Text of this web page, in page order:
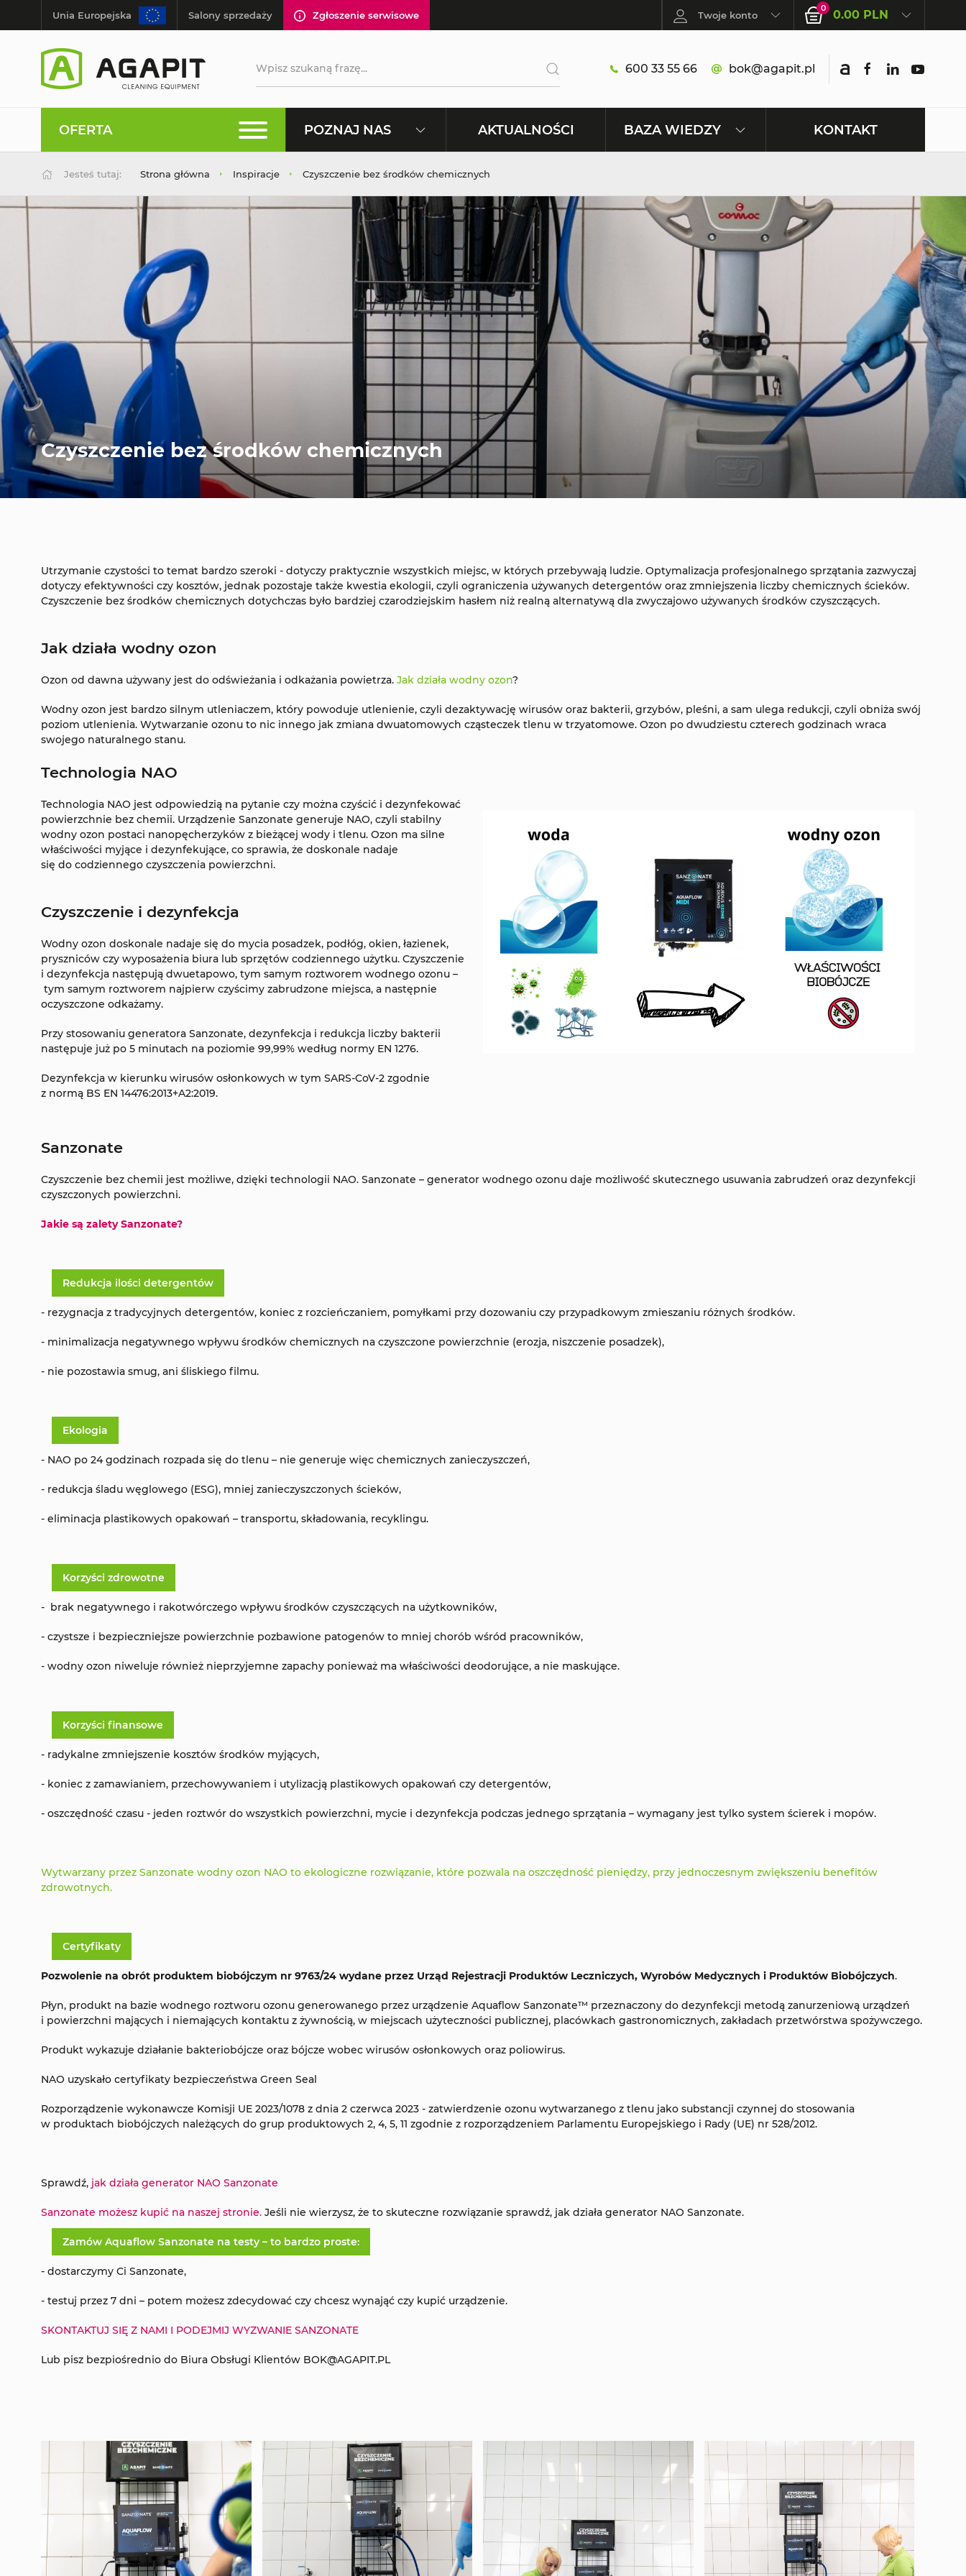
Unia Europejska Salony sprzedaży Zgłoszenie serwisowe Twoje konto
0 0.00 PLN
600 33 55 66 bok@agapit.pl
OFERTA POZNAJ NAS AKTUALNOŚCI BAZA WIEDZY KONTAKT
Jesteś tutaj: Strona główna Inspiracje Czyszczenie bez środków chemicznych
Czyszczenie bez środków chemicznych
Utrzymanie czystości to temat bardzo szeroki - dotyczy praktycznie wszystkich miejsc, w których przebywają ludzie. Optymalizacja profesjonalnego sprzątania zazwyczaj
dotyczy efektywności czy kosztów, jednak pozostaje także kwestia ekologii, czyli ograniczenia używanych detergentów oraz zmniejszenia liczby chemicznych ścieków.
Czyszczenie bez środków chemicznych dotychczas było bardziej czarodziejskim hasłem niż realną alternatywą dla zwyczajowo używanych środków czyszczących.
Jak działa wodny ozon
Ozon od dawna używany jest do odświeżania i odkażania powietrza. Jak działa wodny ozon?
Wodny ozon jest bardzo silnym utleniaczem, który powoduje utlenienie, czyli dezaktywację wirusów oraz bakterii, grzybów, pleśni, a sam ulega redukcji, czyli obniża swój
poziom utlenienia. Wytwarzanie ozonu to nic innego jak zmiana dwuatomowych cząsteczek tlenu w trzyatomowe. Ozon po dwudziestu czterech godzinach wraca
swojego naturalnego stanu.
Technologia NAO
Technologia NAO jest odpowiedzią na pytanie czy można czyścić i dezynfekować
powierzchnie bez chemii. Urządzenie Sanzonate generuje NAO, czyli stabilny
wodny ozon postaci nanopęcherzyków z bieżącej wody i tlenu. Ozon ma silne
właściwości myjące i dezynfekujące, co sprawia, że doskonale nadaje
się do codziennego czyszczenia powierzchni.
Czyszczenie i dezynfekcja
Wodny ozon doskonale nadaje się do mycia posadzek, podłóg, okien, łazienek,
pryszniców czy wyposażenia biura lub sprzętów codziennego użytku. Czyszczenie
i dezynfekcja następują dwuetapowo, tym samym roztworem wodnego ozonu –
tym samym roztworem najpierw czyścimy zabrudzone miejsca, a następnie
oczyszczone odkażamy.
Przy stosowaniu generatora Sanzonate, dezynfekcja i redukcja liczby bakterii
następuje już po 5 minutach na poziomie 99,99% według normy EN 1276.
Dezynfekcja w kierunku wirusów osłonkowych w tym SARS-CoV-2 zgodnie
z normą BS EN 14476:2013+A2:2019.
Sanzonate
Czyszczenie bez chemii jest możliwe, dzięki technologii NAO. Sanzonate – generator wodnego ozonu daje możliwość skutecznego usuwania zabrudzeń oraz dezynfekcji
czyszczonych powierzchni.
Jakie są zalety Sanzonate?
Redukcja ilości detergentów
- rezygnacja z tradycyjnych detergentów, koniec z rozcieńczaniem, pomyłkami przy dozowaniu czy przypadkowym zmieszaniu różnych środków.
- minimalizacja negatywnego wpływu środków chemicznych na czyszczone powierzchnie (erozja, niszczenie posadzek),
- nie pozostawia smug, ani śliskiego filmu.
Ekologia
- NAO po 24 godzinach rozpada się do tlenu – nie generuje więc chemicznych zanieczyszczeń,
- redukcja śladu węglowego (ESG), mniej zanieczyszczonych ścieków,
- eliminacja plastikowych opakowań – transportu, składowania, recyklingu.
Korzyści zdrowotne
- brak negatywnego i rakotwórczego wpływu środków czyszczących na użytkowników,
- czystsze i bezpieczniejsze powierzchnie pozbawione patogenów to mniej chorób wśród pracowników,
- wodny ozon niweluje również nieprzyjemne zapachy ponieważ ma właściwości deodorujące, a nie maskujące.
Korzyści finansowe
- radykalne zmniejszenie kosztów środków myjących,
- koniec z zamawianiem, przechowywaniem i utylizacją plastikowych opakowań czy detergentów,
- oszczędność czasu - jeden roztwór do wszystkich powierzchni, mycie i dezynfekcja podczas jednego sprzątania – wymagany jest tylko system ścierek i mopów.
Wytwarzany przez Sanzonate wodny ozon NAO to ekologiczne rozwiązanie, które pozwala na oszczędność pieniędzy, przy jednoczesnym zwiększeniu benefitów
zdrowotnych.
Certyfikaty
Pozwolenie na obrót produktem biobójczym nr 9763/24 wydane przez Urząd Rejestracji Produktów Leczniczych, Wyrobów Medycznych i Produktów Biobójczych.
Płyn, produkt na bazie wodnego roztworu ozonu generowanego przez urządzenie Aquaflow Sanzonate™ przeznaczony do dezynfekcji metodą zanurzeniową urządzeń
i powierzchni mających i niemających kontaktu z żywnością, w miejscach użyteczności publicznej, placówkach gastronomicznych, zakładach przetwórstwa spożywczego.
Produkt wykazuje działanie bakteriobójcze oraz bójcze wobec wirusów osłonkowych oraz poliowirus.
NAO uzyskało certyfikaty bezpieczeństwa Green Seal
Rozporządzenie wykonawcze Komisji UE 2023/1078 z dnia 2 czerwca 2023 - zatwierdzenie ozonu wytwarzanego z tlenu jako substancji czynnej do stosowania
w produktach biobójczych należących do grup produktowych 2, 4, 5, 11 zgodnie z rozporządzeniem Parlamentu Europejskiego i Rady (UE) nr 528/2012.
Sprawdź, jak działa generator NAO Sanzonate
Sanzonate możesz kupić na naszej stronie. Jeśli nie wierzysz, że to skuteczne rozwiązanie sprawdź, jak działa generator NAO Sanzonate.
Zamów Aquaflow Sanzonate na testy – to bardzo proste:
- dostarczymy Ci Sanzonate,
- testuj przez 7 dni – potem możesz zdecydować czy chcesz wynająć czy kupić urządzenie.
SKONTAKTUJ SIĘ Z NAMI I PODEJMIJ WYZWANIE SANZONATE
Lub pisz bezpiośrednio do Biura Obsługi Klientów BOK@AGAPIT.PL